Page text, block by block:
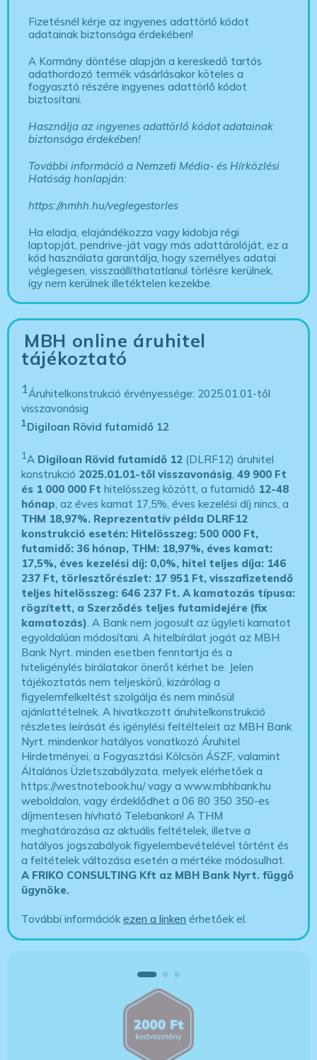
Fizetésnél kérje az ingyenes adattörlő kódot
adatainak biztonsága érdekében!
A Kormány döntése alapján a kereskedő tartós
adathordozó termék vásárlásakor köteles a
fogyasztó részére ingyenes adattörlő kódot
biztosítani.
Használja az ingyenes adattörlő kódot adatainak
biztonsága érdekében!
További információ a Nemzeti Média- és Hírközlési
Hatóság honlapján:
https://nmhh.hu/veglegestorles
Ha eladja, elajándékozza vagy kidobja régi
laptopját, pendrive-ját vagy más adattárolóját, ez a
kód használata garantálja, hogy személyes adatai
véglegesen, visszaállíthatatlanul törlésre kerülnek,
így nem kerülnek illetéktelen kezekbe.
MBH online áruhitel
tájékoztató
1Áruhitelkonstrukció érvényessége: 2025.01.01-től
visszavonásig
1Digiloan Rövid futamidő 12
1A Digiloan Rövid futamidő 12 (DLRF12) áruhitel
konstrukció 2025.01.01-től visszavonásig,49 900 Ft
és 1 000 000 Ft hitelösszeg között, a futamidő 12-48
hónap, az éves kamat 17,5%, éves kezelési díj nincs, a
THM 18,97%. Reprezentatív példa DLRF12
konstrukció esetén: Hitelösszeg: 500 000 Ft,
futamidő: 36 hónap, THM: 18,97%, éves kamat:
17,5%, éves kezelési díj: 0,0%, hitel teljes díja: 146
237 Ft, törlesztőrészlet: 17 951 Ft, visszafizetendő
teljes hitelösszeg: 646 237 Ft.A kamatozás típusa:
rögzített, a Szerződés teljes futamidejére (fix
kamatozás). A Bank nem jogosult az ügyleti kamatot
egyoldalúan módosítani. A hitelbírálat jogát az MBH
Bank Nyrt. minden esetben fenntartja és a
hiteligénylés bírálatakor önerőt kérhet be. Jelen
tájékoztatás nem teljeskörű, kizárólag a
figyelemfelkeltést szolgálja és nem minősül
ajánlattételnek. A hivatkozott áruhitelkonstrukció
részletes leírását és igénylési feltélteleit az MBH Bank
Nyrt. mindenkor hatályos vonatkozó Áruhitel
Hirdetményei, a Fogyasztási Kölcsön ÁSZF, valamint
Általános Üzletszabályzata, melyek elérhetőek a
https://westnotebook.hu/vagy a www.mbhbank.hu
weboldalon, vagy érdeklődhet a 06 80 350 350-es
díjmentesen hívható Telebankon! A THM
meghatározása az aktuális feltételek, illetve a
hatályos jogszabályok figyelembevételével történt és
a feltételek változása esetén a mértéke módosulhat.
A FRIKO CONSULTING Kft az MBH Bank Nyrt. függő
ügynöke.
További információkezen a linken érhetőek el.